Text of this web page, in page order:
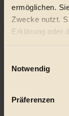
ermöglichen.
Zwecke nutzt.
Erklärung oder
oder widerrufen
Wenn Sie es
Ihr
Notwendig
Präferenzen
Bio
Vegan